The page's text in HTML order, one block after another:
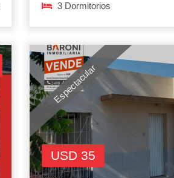
3 Dormitorios
Espectacular
USD 35